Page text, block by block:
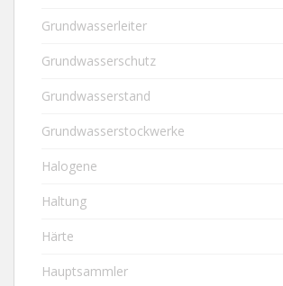
Grundwasserleiter
Grundwasserschutz
Grundwasserstand
Grundwasserstockwerke
Halogene
Haltung
Härte
Hauptsammler